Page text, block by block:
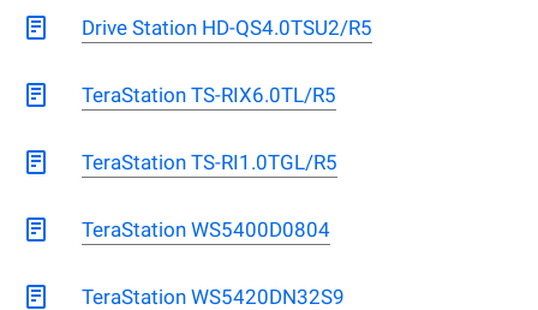
Drive Station HD-QS4.0TSU2/R5
TeraStation TS-RIX6.0TL/R5
TeraStation TS-RI1.0TGL/R5
TeraStation WS5400D0804
TeraStation WS5420DN32S9